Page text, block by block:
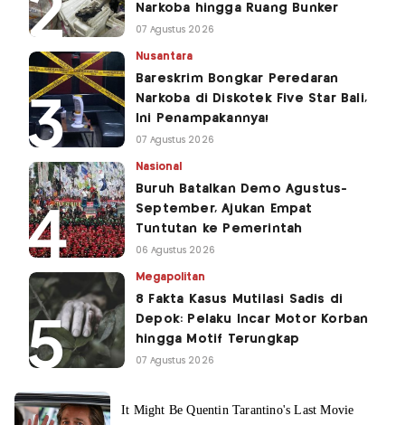
Narkoba hingga Ruang Bunker
07 Agustus 2026
Nusantara
Bareskrim Bongkar Peredaran
Narkoba di Diskotek Five Star Bali,
Ini Penampakannya!
07 Agustus 2026
Nasional
Buruh Batalkan Demo Agustus-
September, Ajukan Empat
Tuntutan ke Pemerintah
06 Agustus 2026
Megapolitan
8 Fakta Kasus Mutilasi Sadis di
Depok: Pelaku Incar Motor Korban
hingga Motif Terungkap
07 Agustus 2026